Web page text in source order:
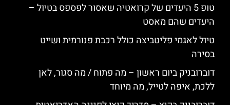
טופ 5 היעדים של קרואטיה שאסור לפספס בטיול –
היעדים שהם מאסט
טיול לאגמי פליטביצה כולל רכבת פנורמית ושייט
בסירה
דוברובניק ביום ראשון – מה פתוח / מה סגור, לאן
ללכת, איפה לטייל, מה מיוחד